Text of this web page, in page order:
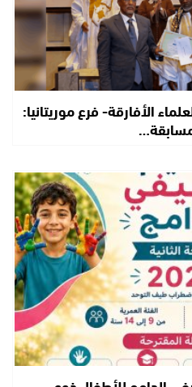
الأفارقة- فرع موريتانيا: